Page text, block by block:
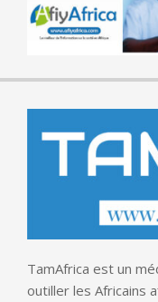
TamAfrica est un
outiller les Africains